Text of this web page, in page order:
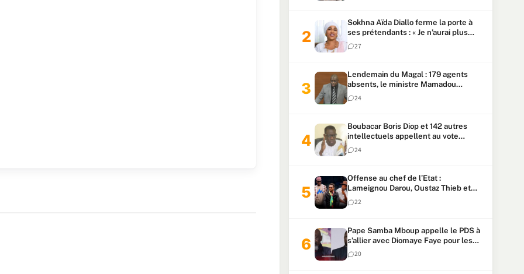
Sokhna Aïda Diallo ferme la porte à
ses prétendants : « Je n’aurai plus
jamais un autre mari »
27
Lendemain du Magal : 179 agents
absents, le ministre Mamadou
Lamine Dianté exige des explications
24
Boubacar Boris Diop et 142 autres
intellectuels appellent au vote
urgent de la révision
constitutionnelle
24
Offense au chef de l’Etat :
Lameignou Darou, Oustaz Thieb et
Ndiaye Touba lourdement
condamnés
22
Pape Samba Mboup appelle le PDS à
s’allier avec Diomaye Faye pour les
locales et tacle Sonko
20